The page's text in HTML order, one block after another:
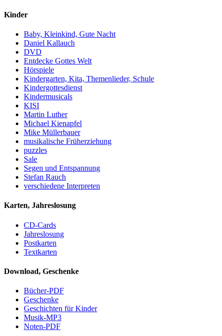
Kinder
Baby, Kleinkind, Gute Nacht
Daniel Kallauch
DVD
Entdecke Gottes Welt
Hörspiele
Kindergarten, Kita, Themenlieder, Schule
Kindergottesdienst
Kindermusicals
KISI
Martin Luther
Michael Kienapfel
Mike Müllerbauer
musikalische Früherziehung
puzzles
Sale
Segen und Entspannung
Stefan Rauch
verschiedene Interpreten
Karten, Jahreslosung
CD-Cards
Jahreslosung
Postkarten
Textkarten
Download, Geschenke
Bücher-PDF
Geschenke
Geschichten für Kinder
Musik-MP3
Noten-PDF